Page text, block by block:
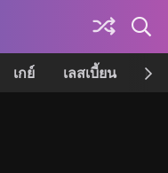
เกย์ เลสเบี้ยน เค